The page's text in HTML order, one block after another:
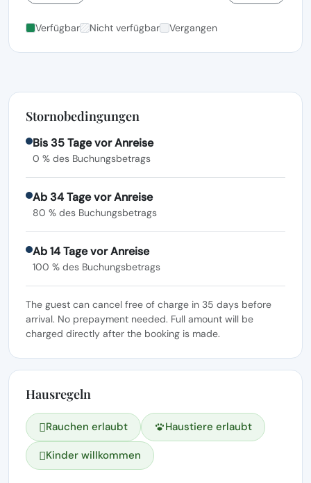
Verfügbar Nicht verfügbar Vergangen
Stornobedingungen
Bis 35 Tage vor Anreise
0 % des Buchungsbetrags
Ab 34 Tage vor Anreise
80 % des Buchungsbetrags
Ab 14 Tage vor Anreise
100 % des Buchungsbetrags
The guest can cancel free of charge in 35 days before
arrival. No prepayment needed. Full amount will be
charged directly after the booking is made.
Hausregeln
Rauchen erlaubt Haustiere erlaubt
Kinder willkommen